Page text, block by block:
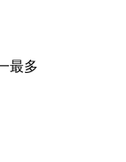
最多